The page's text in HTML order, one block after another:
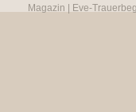
Magazin
Eve-